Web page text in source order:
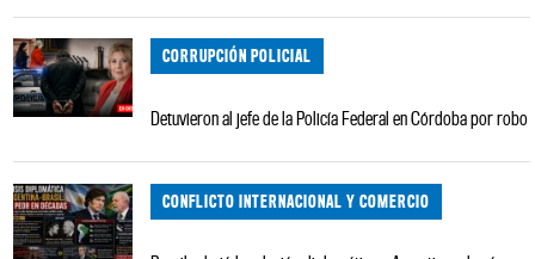
CORRUPCIÓN POLICIAL
Detuvieron al jefe de la Policía Federal en Córdoba por robo
CONFLICTO INTERNACIONAL Y COMERCIO